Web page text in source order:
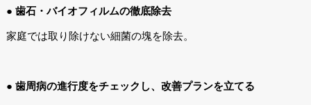
● 歯石・バイオフィルムの徹底除去
家庭では取り除けない細菌の塊を除去。
● 歯周病の進行度をチェックし、改善プランを立てる